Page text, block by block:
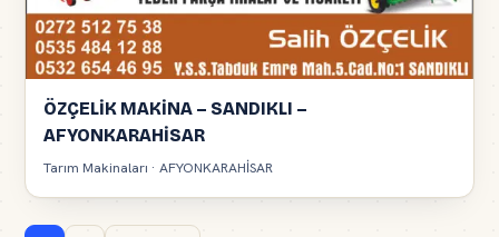
ÖZÇELİK MAKİNA – SANDIKLI –
AFYONKARAHİSAR
Tarım Makinaları · AFYONKARAHİSAR